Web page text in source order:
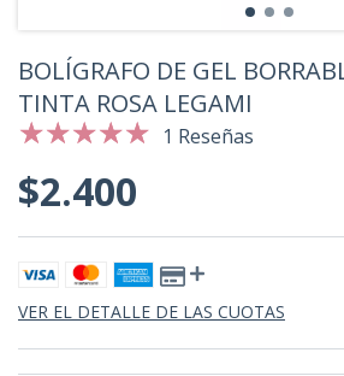
BOLÍGRAFO DE GEL
TINTA ROSA LEGAMI
1 Reseñas
$2.400
VER EL DETALLE DE LAS CUOTAS